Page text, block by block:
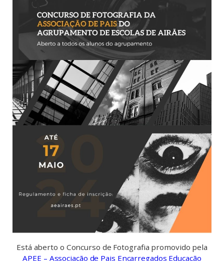
Está aberto o Concurso de Fotografia promovido pela
APEE – Associação de Pais Encarregados Educação